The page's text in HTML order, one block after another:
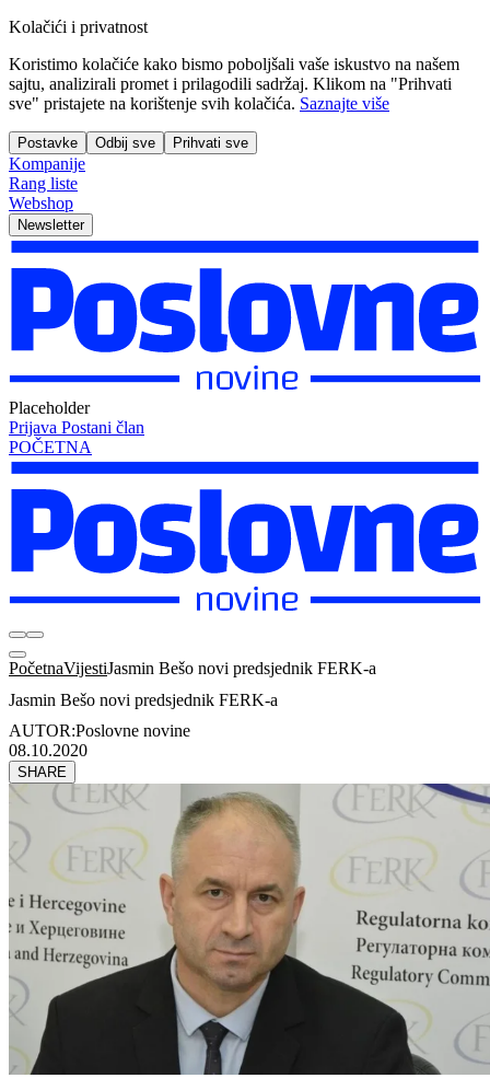
Kolačići i privatnost
Koristimo kolačiće kako bismo poboljšali vaše iskustvo na našem
sajtu, analizirali promet i prilagodili sadržaj. Klikom na "Prihvati
sve" pristajete na korištenje svih kolačića. Saznajte više
Postavke Odbij sve Prihvati sve
Kompanije
Rang liste
Webshop
Newsletter
Placeholder
Prijava Postani član
POČETNA
PočetnaVijestiJasmin Bešo novi predsjednik FERK-a
Jasmin Bešo novi predsjednik FERK-a
AUTOR:Poslovne novine
08.10.2020
SHARE